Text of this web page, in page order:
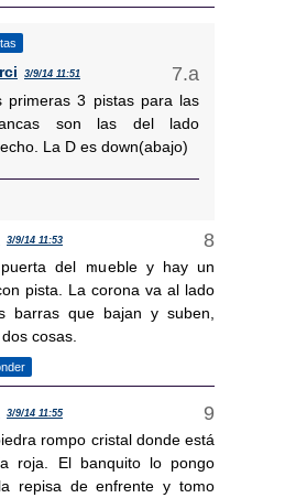
3/9/14 11:51
primeras 3 pistas para las
son las del lado
La D es down(abajo)
3/9/14 11:53
del mueble y hay un
pista. La corona va al lado
barras que bajan y suben,
cosas.
3/9/14 11:55
rompo cristal donde está
roja. El banquito lo pongo
repisa de enfrente y tomo